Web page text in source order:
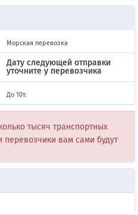
Морская перевозка
Дату следующей отправки
уточните у перевозчика
До 10т.
тысяч транспортных
перевозчики вам сами будут